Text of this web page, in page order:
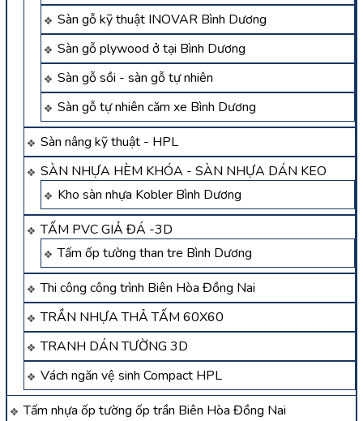
Sàn gỗ kỹ thuật INOVAR Bình Dương
Sàn gỗ plywood ở tại Bình Dương
Sàn gỗ sồi - sàn gỗ tự nhiên
Sàn gỗ tự nhiên căm xe Bình Dương
Sàn nâng kỹ thuật - HPL
SÀN NHỰA HÈM KHÓA - SÀN NHỰA DÁN KEO
Kho sàn nhựa Kobler Bình Dương
TẤM PVC GIẢ ĐÁ -3D
Tấm ốp tường than tre Bình Dương
Thi công công trình Biên Hòa Đồng Nai
TRẦN NHỰA THẢ TẤM 60X60
TRANH DÁN TƯỜNG 3D
Vách ngăn vệ sinh Compact HPL
Tấm nhựa ốp tường ốp trần Biên Hòa Đồng Nai